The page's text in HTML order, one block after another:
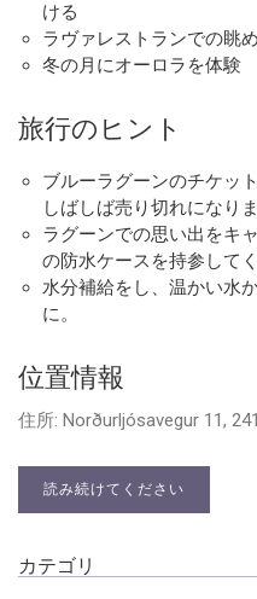
ける
ラヴァレストランでの眺
冬の月にオーロラを体験
旅行のヒント
ブルーラグーンのチケッ
しばしば売り切れになりま
ラグーンでの思い出をキ
の防水ケースを持参してく
水分補給をし、温かい水
に。
位置情報
住所: Norðurljósavegur 11,
読み続けてください
カテゴリ